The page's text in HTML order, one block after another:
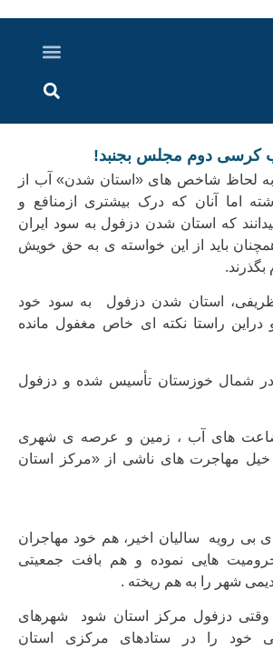
کرسی دوم مجلس بجنبد!
لحاظ شاخص های «استان شدن» آب از
اما آنان که درک بیشتری ازمنافع و
که استان شدن دزفول به سود ایران
باید از این خواسته ی به حق خویش
بگذرند.
استان شدن دزفول به سود خود
راستا نکته ای خاص مغفول مانده
در شمال خوزستان تأسیس شده و دزفول
بضاعت های آب ، زمین و عرصه ی شهری
مهاجرت های ناشی از «مرکز استان
بی رویه سالیان اخیر، هم خود مهاجران
هایی نموده و هم بافت جمعیتی
شهر را به هم ریخته .
وقتی دزفول مرکز استان شود شهرهای
خود را در ستادهای مرکزی استان